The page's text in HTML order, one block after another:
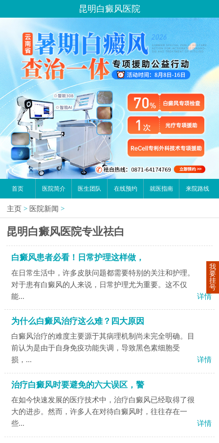
昆明白癜风医院
首页 医院简介 医生团队 在线预约 就医指南 来院路线
主页 > 医院新闻 >
昆明白癜风医院专业祛白
白癜风患者必看！日常护理这样做，
在日常生活中，许多皮肤问题都需要特别的关注和护理。
对于患有白癜风的人来说，日常护理尤为重要。这不仅
能...
详情
为什么白癜风治疗这么难？四大原因
白癜风治疗的难度主要源于其病理机制尚未完全明确。目
前认为是由于自身免疫功能失调，导致黑色素细胞受
损，...
详情
治疗白癜风时要避免的六大误区，警
在如今快速发展的医疗技术中，治疗白癜风已经取得了很
大的进步。然而，许多人在对待白癜风时，往往存在一
些...
详情
我
要
挂
号